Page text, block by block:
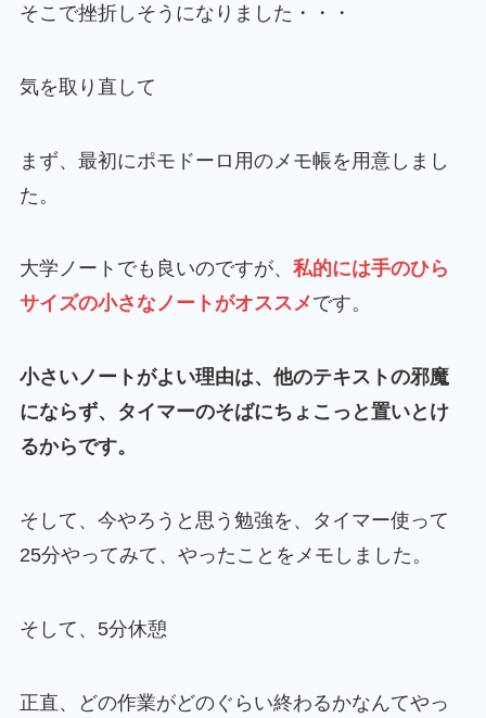
そこで挫折しそうになりました・・・
気を取り直して
まず、最初にポモドーロ用のメモ帳を用意しまし
た。
大学ノートでも良いのですが、 私的には手のひら
サイズの小さなノートがオススメです。
小さいノートがよい理由は、他のテキストの邪魔
にならず、タイマーのそばにちょこっと置いとけ
るからです。
そして、今やろうと思う勉強を、タイマー使って
25分やってみて、やったことをメモしました。
そして、5分休憩
正直、どの作業がどのぐらい終わるかなんてやっ